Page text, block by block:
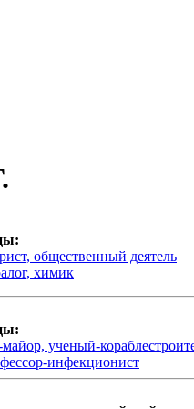
общественный деятель
химик
ученый-
инфекционист